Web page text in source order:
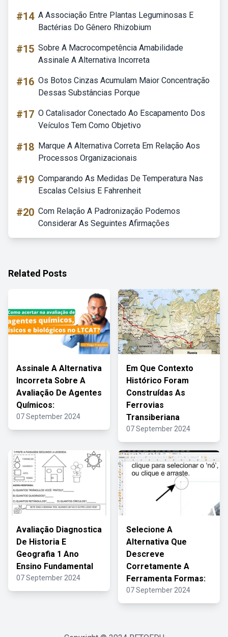
#14 A Associação Entre Plantas Leguminosas E
Bactérias Do Gênero Rhizobium
#15 Sobre A Macrocompetência Amabilidade
Assinale A Alternativa Incorreta
#16 Os Botos Cinzas Acumulam Maior Concentração
Dessas Substâncias Porque
#17 O Catalisador Conectado Ao Escapamento Dos
Veículos Tem Como Objetivo
#18 Marque A Alternativa Correta Em Relação Aos
Processos Organizacionais
#19 Comparando As Medidas De Temperatura Nas
Escalas Celsius E Fahrenheit
#20 Com Relação A Padronização Podemos
Considerar As Seguintes Afirmações
Related Posts
Assinale A Alternativa
Incorreta Sobre A
Avaliação De Agentes
Químicos:
07 September 2024
Em Que Contexto
Histórico Foram
Construídas As
Ferrovias
Transiberiana
07 September 2024
Avaliação Diagnostica
De Historia E
Geografia 1 Ano
Ensino Fundamental
07 September 2024
Selecione A
Alternativa Que
Descreve
Corretamente A
Ferramenta Formas:
07 September 2024